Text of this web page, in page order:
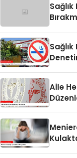
Sağlık
Sağlık
Aile